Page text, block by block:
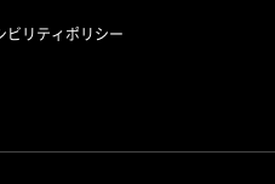
ビリティポリシー